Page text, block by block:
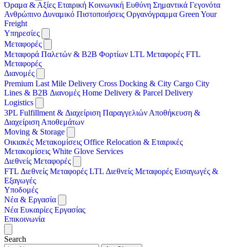
Όραμα & Αξίες Εταιρική Κοινωνική Ευθύνη Σημαντικά Γεγονότα
Ανθρώπινο Δυναμικό Πιστοποιήσεις Οργανόγραμμα Green Your
Freight
Υπηρεσίες
Μεταφορές
Μεταφορά Παλετών & B2B Φορτίων LTL Μεταφορές FTL
Μεταφορές
Διανομές
Premium Last Mile Delivery Cross Docking & City Cargo City
Lines & B2B Διανομές Home Delivery & Parcel Delivery
Logistics
3PL Fulfillment & Διαχείριση Παραγγελιών Αποθήκευση &
Διαχείριση Αποθεμάτων
Moving & Storage
Οικιακές Μετακομίσεις Office Relocation & Εταιρικές
Μετακομίσεις White Glove Services
Διεθνείς Μεταφορές
FTL Διεθνείς Μεταφορές LTL Διεθνείς Μεταφορές Εισαγωγές &
Εξαγωγές
Υποδομές
Νέα & Εργασία
Νέα Ευκαιρίες Εργασίας
Επικοινωνία
Search